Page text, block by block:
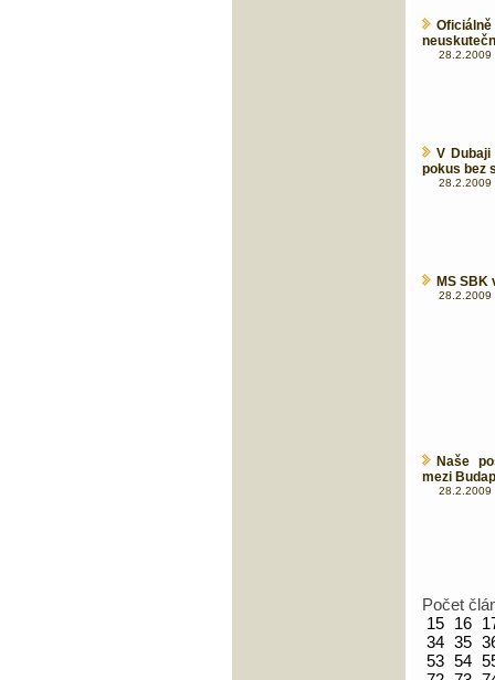
28.2.2009
V
pokus bez
28.2.2009
MS
28.2.2009
Naše
mezi
28.2.2009
Počet
15 16
34 35
53 54